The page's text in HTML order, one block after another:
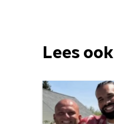
Lees ook